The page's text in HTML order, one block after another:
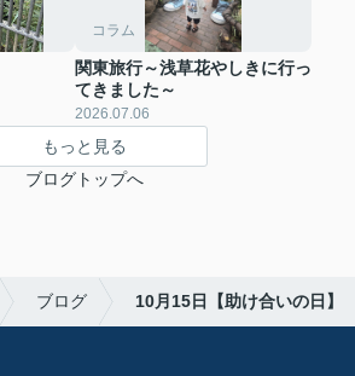
コラム
関東旅行～浅草花やしきに行っ
てきました～
2026.07.06
もっと見る
ブログトップへ
ブログ 10月15日【助け合いの日】